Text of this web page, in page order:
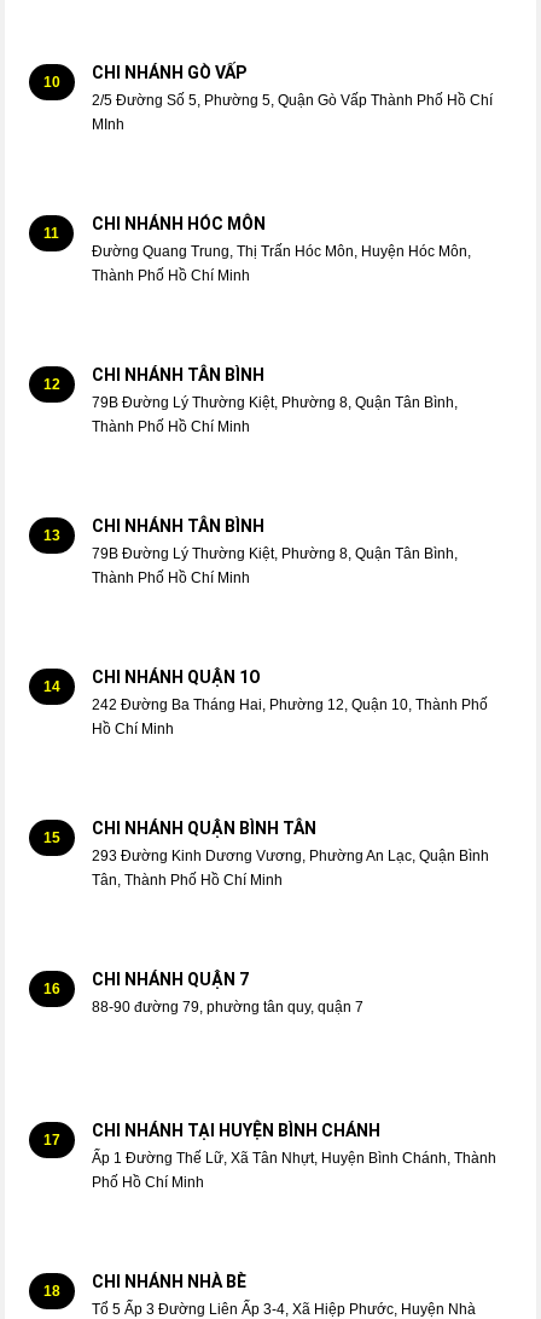
10 CHI NHÁNH GÒ VẤP
2/5 Đường Số 5, Phường 5, Quận Gò Vấp Thành Phố Hồ Chí
MInh
11 CHI NHÁNH HÓC MÔN
Đường Quang Trung, Thị Trấn Hóc Môn, Huyện Hóc Môn,
Thành Phố Hồ Chí Minh
12 CHI NHÁNH TÂN BÌNH
79B Đường Lý Thường Kiệt, Phường 8, Quận Tân Bình,
Thành Phố Hồ Chí Minh
13 CHI NHÁNH TÂN BÌNH
79B Đường Lý Thường Kiệt, Phường 8, Quận Tân Bình,
Thành Phố Hồ Chí Minh
14 CHI NHÁNH QUẬN 1O
242 Đường Ba Tháng Hai, Phường 12, Quận 10, Thành Phố
Hồ Chí Minh
15 CHI NHÁNH QUẬN BÌNH TÂN
293 Đường Kinh Dương Vương, Phường An Lạc, Quận Bình
Tân, Thành Phố Hồ Chí Minh
16 CHI NHÁNH QUẬN 7
88-90 đường 79, phường tân quy, quận 7
17 CHI NHÁNH TẠI HUYỆN BÌNH CHÁNH
Ấp 1 Đường Thế Lữ, Xã Tân Nhựt, Huyện Bình Chánh, Thành
Phố Hồ Chí Minh
18 CHI NHÁNH NHÀ BÈ
Tổ 5 Ấp 3 Đường Liên Ấp 3-4, Xã Hiệp Phước, Huyện Nhà